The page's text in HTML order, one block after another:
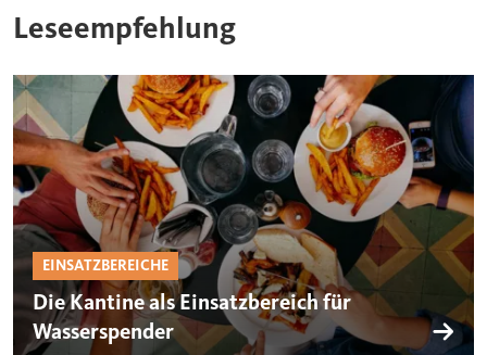
Leseempfehlung
EINSATZBEREICHE
Die Kantine als Einsatzbereich für
Wasserspender